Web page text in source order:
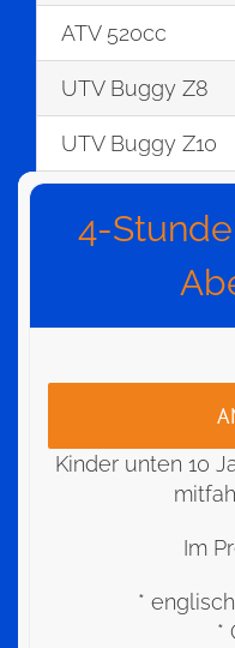
ATV 520cc
UTV Buggy Z8
UTV Buggy Z10
4-
Kinder unten 10
Im
*
*